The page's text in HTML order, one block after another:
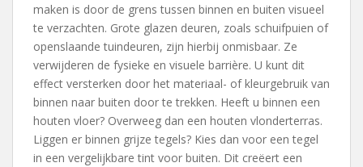
maken is door de grens tussen binnen en buiten visueel
te verzachten. Grote glazen deuren, zoals schuifpuien of
openslaande tuindeuren, zijn hierbij onmisbaar. Ze
verwijderen de fysieke en visuele barrière. U kunt dit
effect versterken door het materiaal- of kleurgebruik van
binnen naar buiten door te trekken. Heeft u binnen een
houten vloer? Overweeg dan een houten vlonderterras.
Liggen er binnen grijze tegels? Kies dan voor een tegel
in een vergelijkbare tint voor buiten. Dit creëert een